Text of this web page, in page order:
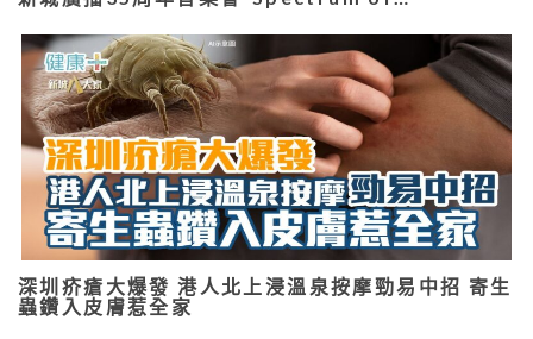
深圳疥瘡大爆發 港人北上浸溫泉按摩勁易中招 寄生
蟲鑽入皮膚惹全家